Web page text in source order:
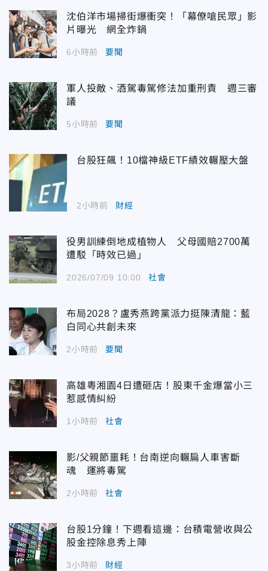
沈伯洋市場掃街爆衝突！「幕僚嗆民眾」影
片曝光 網全炸鍋
6小時前 要聞
軍人投敵、酒駕毒駕修法加重刑責 週三審
議
5小時前 要聞
台股狂飆！10檔神級ETF績效輾壓大盤
2小時前 財經
役男訓練倒地成植物人 父母國賠2700萬
遭駁「時效已過」
2026/07/09 10:00 社會
布局2028？盧秀燕跨黨派力挺陳清龍：藍
白同心共創未來
2小時前 要聞
高雄粵湘園4日遭砸店！股東千金爆當小三
惹感情糾紛
1小時前 社會
影/父親節噩耗！台南逆向輾扁人車害斷
魂 運將毒駕
2小時前 社會
台股1分鐘！下週看這邊：台積電營收與公
股金控除息秀上陣
3小時前 財經